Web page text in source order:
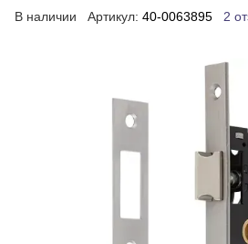
В наличии Артикул: 40-0063895 2